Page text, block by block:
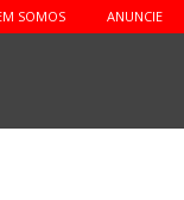
SOMOS ANUNCIE